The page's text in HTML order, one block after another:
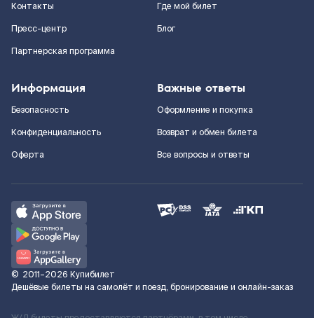
Контакты
Пресс-центр
Партнерская программа
Где мой билет
Блог
Информация
Безопасность
Конфиденциальность
Оферта
Важные ответы
Оформление и покупка
Возврат и обмен билета
Все вопросы и ответы
© 2011–2026 Купибилет
Дешёвые билеты на самолёт и поезд, бронирование и онлайн-заказ